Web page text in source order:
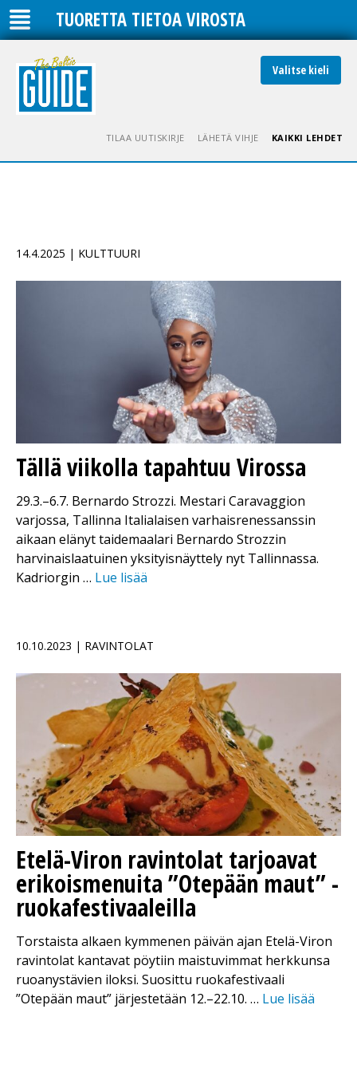
TUORETTA TIETOA VIROSTA
Valitse kieli
TILAA UUTISKIRJE LÄHETÄ VIHJE KAIKKI LEHDET
14.4.2025 | KULTTUURI
Tällä viikolla tapahtuu Virossa
29.3.–6.7. Bernardo Strozzi. Mestari Caravaggion
varjossa, Tallinna Italialaisen varhaisrenessanssin
aikaan elänyt taidemaalari Bernardo Strozzin
harvinaislaatuinen yksityisnäyttely nyt Tallinnassa.
Kadriorgin … Lue lisää
10.10.2023 | RAVINTOLAT
Etelä-Viron ravintolat tarjoavat
erikoismenuita ”Otepään maut” -
ruokafestivaaleilla
Torstaista alkaen kymmenen päivän ajan Etelä-Viron
ravintolat kantavat pöytiin maistuvimmat herkkunsa
ruoanystävien iloksi. Suosittu ruokafestivaali
”Otepään maut” järjestetään 12.–22.10. … Lue lisää